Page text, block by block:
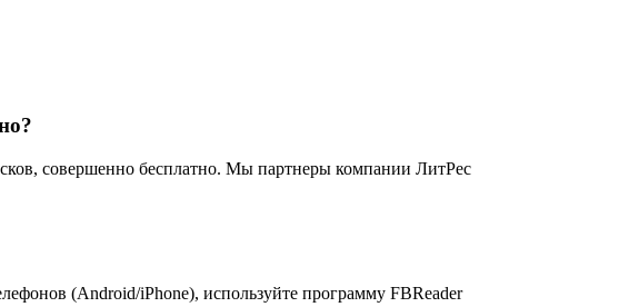
совершенно бесплатно. Мы партнеры компании ЛитРес
(Android/iPhone), используйте программу FBReader